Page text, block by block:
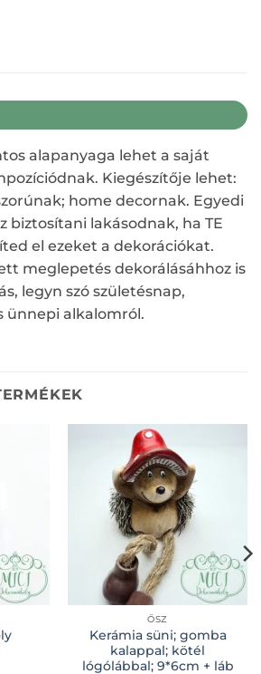
alapanyaga lehet a saját
Kiegészítője lehet:
home decornak. Egyedi
biztosítani lakásodnak, ha TE
el ezeket a dekorációkat.
meglepetés dekorálásáhhoz is
legyn szó születésnap,
ünnepi alkalomról.
ŐSZ
Kerámia süni; gomba
kalappal; kötél
lógólábbal; 9*6cm + láb